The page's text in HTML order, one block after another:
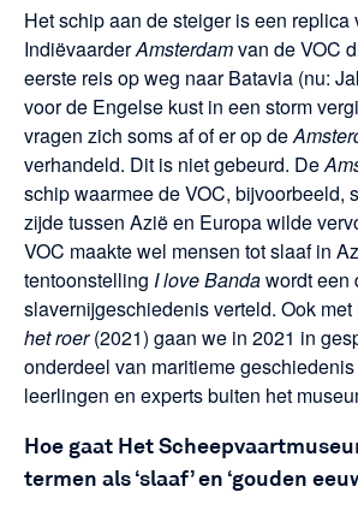
Het schip aan de steiger is een replica
IndiëvaarderAmsterdamvan de VOC
eerste reis op weg naar Batavia (nu:
voor de Engelse kust in een storm
vragen zich soms af of er op de
verhandeld. Dit is niet gebeurd. De
schip waarmee de VOC, bijvoorbeeld,
zijde tussen Azië en Europa wilde
VOC maakte wel mensen tot slaaf in
tentoonstelling I love Bandawordt een
slavernijgeschiedenis verteld. Ook met
het roer(2021) gaan we in 2021 in
onderdeel van maritieme
leerlingen en experts buiten het
Hoe gaat Het
termen als ‘slaaf’ en ‘gouden